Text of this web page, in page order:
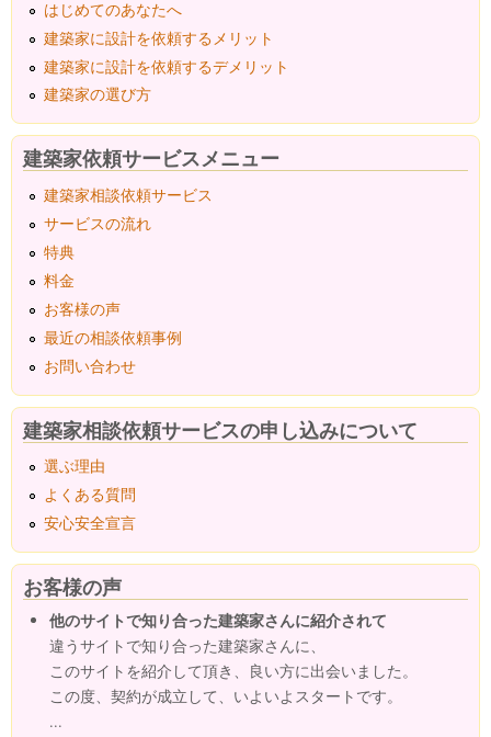
はじめてのあなたへ
建築家に設計を依頼するメリット
建築家に設計を依頼するデメリット
建築家の選び方
建築家依頼サービスメニュー
建築家相談依頼サービス
サービスの流れ
特典
料金
お客様の声
最近の相談依頼事例
お問い合わせ
建築家相談依頼サービスの申し込みについて
選ぶ理由
よくある質問
安心安全宣言
お客様の声
他のサイトで知り合った建築家さんに紹介されて
違うサイトで知り合った建築家さんに、
このサイトを紹介して頂き、良い方に出会いました。
この度、契約が成立して、いよいよスタートです。
...